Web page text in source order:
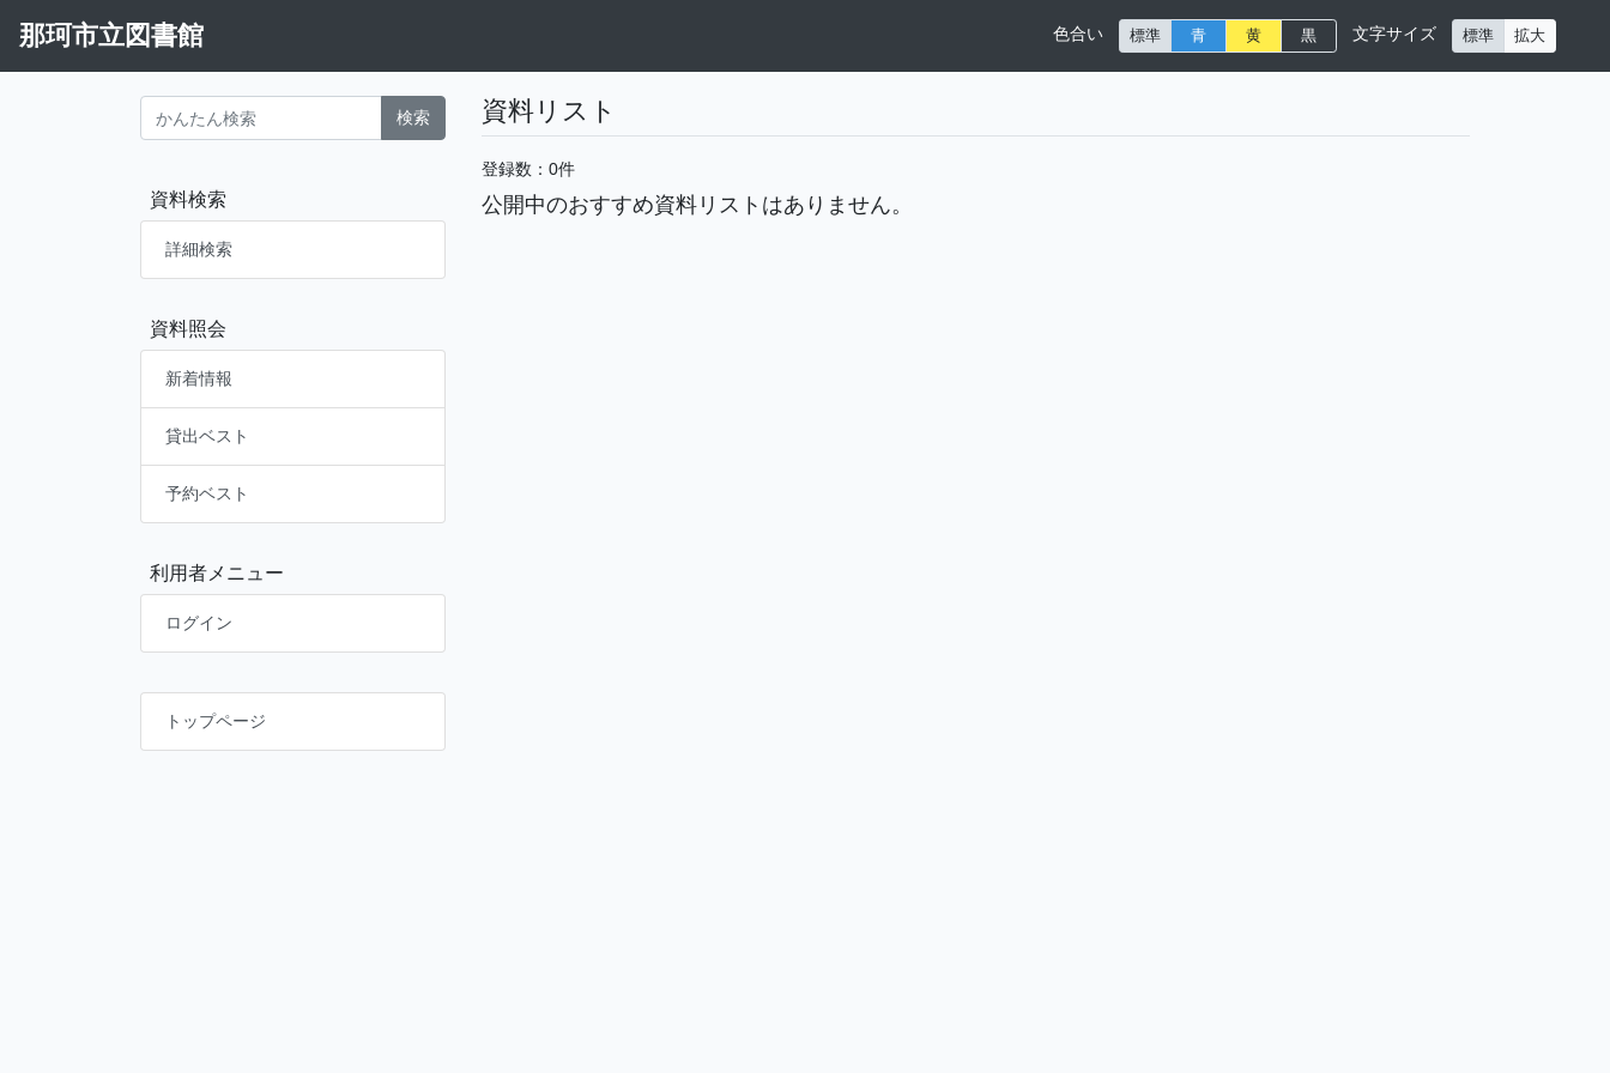
那珂市立図書館 色合い 標準 青 黄 黒 文字サイズ 標準 拡大
検索
資料検索
詳細検索
資料照会
新着情報
貸出ベスト
予約ベスト
利用者メニュー
ログイン
トップページ
資料リスト
登録数：0件
公開中のおすすめ資料リストはありません。